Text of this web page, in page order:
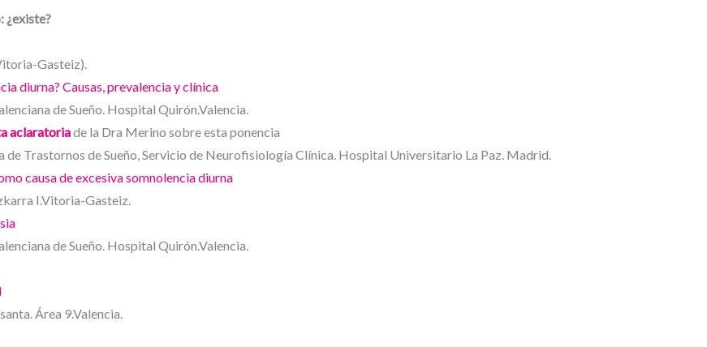
¿existe?
Gasteiz).
diurna? Causas, prevalencia y clínica
de Sueño. Hospital Quirón.Valencia.
aclaratoriade la Dra Merino sobre esta ponencia
Trastornos de Sueño, Servicio de Neurofisiología Clínica. Hospital Universitario La Paz. Madrid.
causa de excesiva somnolencia diurna
I.Vitoria-Gasteiz.
de Sueño. Hospital Quirón.Valencia.
Área 9.Valencia.